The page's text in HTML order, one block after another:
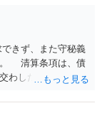
きず、また守秘義
。 清算条項は、債
わした後に生じた
原因で離婚に至っ